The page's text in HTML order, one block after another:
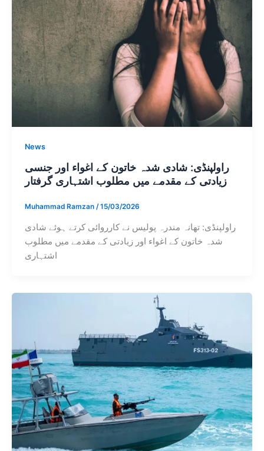
News
راولپنڈی: شادی شدہ خاتون کے اغواء اور جنسی
زیادتی کے مقدمے میں مطلوب اشتہاری گرفتار
Muhammad Ramzan /15/03/2026
راولپنڈی: تھانہ مندرہ پولیس نے کارروائی کرتے ہوئے شادی
شدہ خاتون کے اغواء اور زیادتی کے مقدمے میں مطلوب
اشتہاری